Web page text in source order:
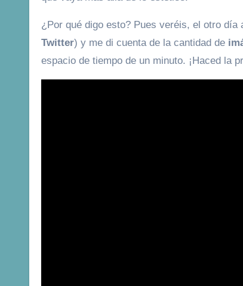
¿Por qué digo esto? Pues veréis, el otro día
Twitter) y me di cuenta de la cantidad de
espacio de tiempo de un minuto. ¡Haced la